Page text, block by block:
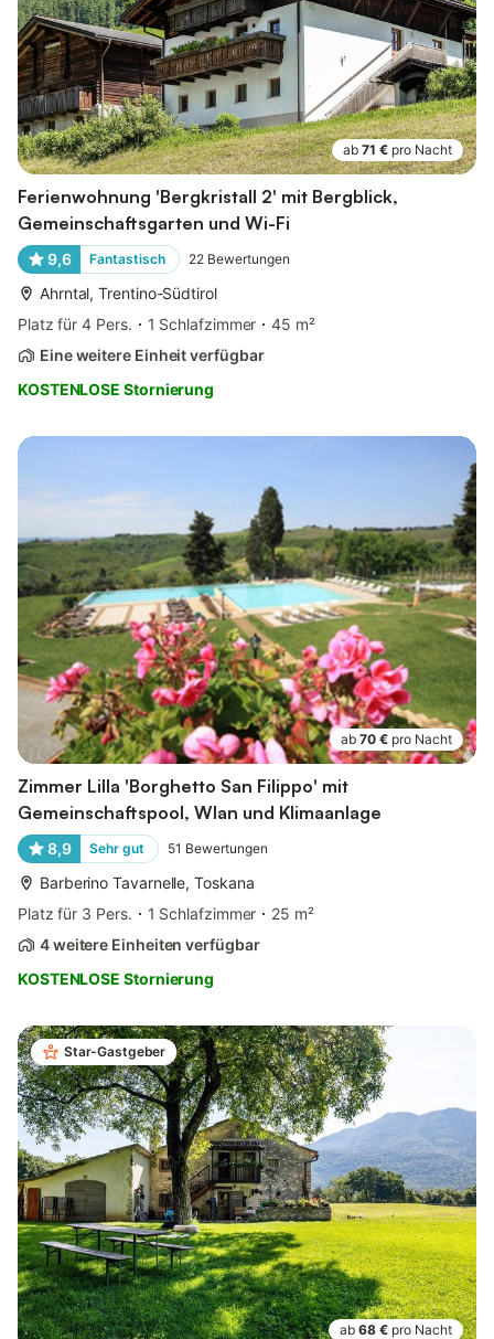
ab 71 € pro Nacht
Ferienwohnung 'Bergkristall 2' mit Bergblick,
Gemeinschaftsgarten und Wi-Fi
9,6 Fantastisch 22 Bewertungen
Ahrntal, Trentino-Südtirol
Platz für 4 Pers.
1 Schlafzimmer
45 m²
Eine weitere Einheit verfügbar
KOSTENLOSE Stornierung
ab 70 € pro Nacht
Zimmer Lilla 'Borghetto San Filippo' mit
Gemeinschaftspool, Wlan und Klimaanlage
8,9 Sehr gut 51 Bewertungen
Barberino Tavarnelle, Toskana
Platz für 3 Pers.
1 Schlafzimmer
25 m²
4 weitere Einheiten verfügbar
KOSTENLOSE Stornierung
Star-Gastgeber
ab 68 € pro Nacht